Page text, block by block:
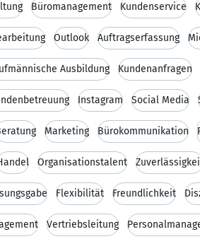
Büromanagement Kundenservice
Outlook Auftragserfassung
Ausbildung Kundenanfragen
Instagram Social Media
Marketing Bürokommunikation
Organisationstalent
Flexibilität Freundlichkeit
Vertriebsleitung